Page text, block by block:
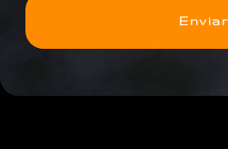
Enviar